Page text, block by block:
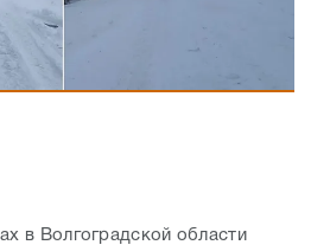
в Волгоградской области